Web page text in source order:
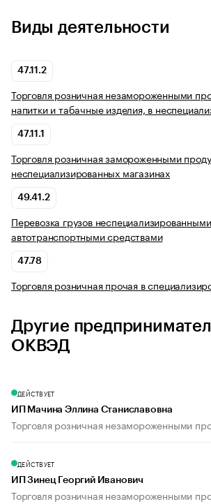
Виды деятельности
47.11.2
Торговля розничная незамороженными
напитки и табачные изделия, в
47.11.1
Торговля розничная замороженными
неспециализированных магазинах
49.41.2
Перевозка грузов неспециализированными
автотранспортными средствами
47.78
Торговля розничная прочая в
Другие
ОКВЭД
ДЕЙСТВУЕТ
ИП Мачина Эллина Станиславовна
Торговля розничная незамороженными
ДЕЙСТВУЕТ
ИП Зинец Георгий Иванович
Торговля розничная незамороженными